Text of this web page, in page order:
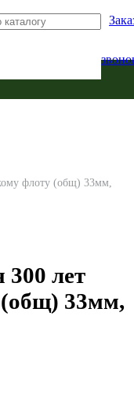
флоту (общ) 33мм,
300 лет
33мм,